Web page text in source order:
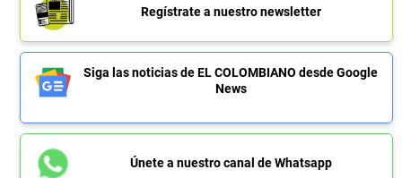
Regístrate a nuestro newsletter
Siga las noticias de EL COLOMBIANO desde Google
News
Únete a nuestro canal de Whatsapp